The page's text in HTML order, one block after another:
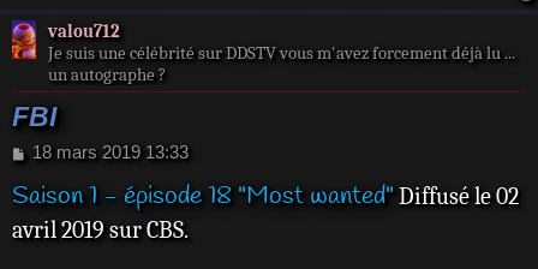
valou712
Je suis une célébrité sur DDSTV vous m'avez forcement déjà lu ...
un autographe ?
FBI
M
s
a
18 mars 2019 13:33
Saison 1 - épisode 18 "Most wanted" Diffusé le 02
avril 2019 sur CBS.